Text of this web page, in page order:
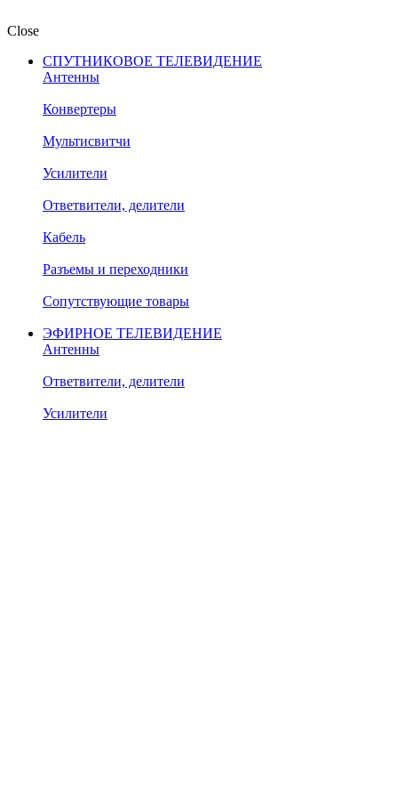
Close
СПУТНИКОВОЕ ТЕЛЕВИДЕНИЕ
Антенны
Конвертеры
Мультисвитчи
Усилители
Ответвители, делители
Кабель
Разъемы и переходники
Сопутствующие товары
ЭФИРНОЕ ТЕЛЕВИДЕНИЕ
Антенны
Ответвители, делители
Усилители